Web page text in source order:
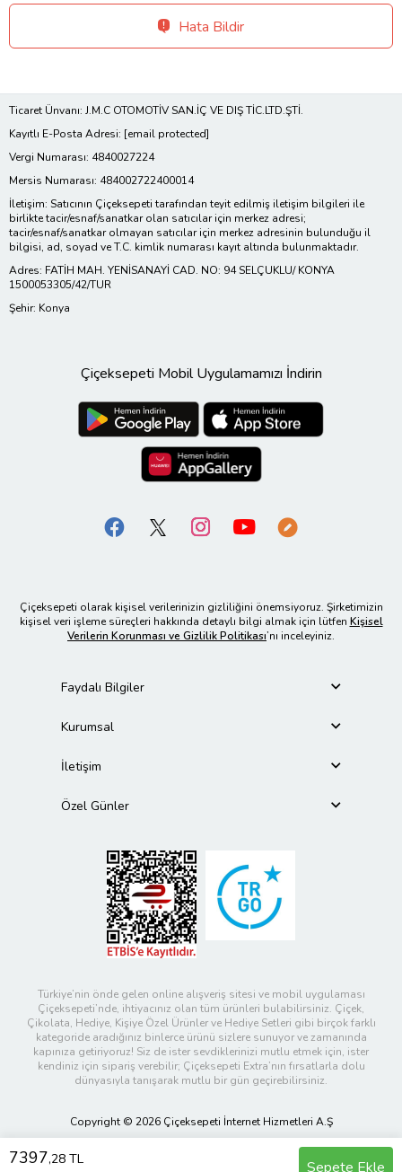
7397,28 TL Sepete Ekle
Hata Bildir
Ticaret Ünvanı: J.M.C OTOMOTİV SAN.İÇ VE DIŞ TİC.LTD.ŞTİ.
Kayıtlı E-Posta Adresi: [email protected]
Vergi Numarası: 4840027224
Mersis Numarası: 484002722400014
İletişim: Satıcının Çiçeksepeti tarafından teyit edilmiş iletişim bilgileri ile
birlikte tacir/esnaf/sanatkar olan satıcılar için merkez adresi;
tacir/esnaf/sanatkar olmayan satıcılar için merkez adresinin bulunduğu il
bilgisi, ad, soyad ve T.C. kimlik numarası kayıt altında bulunmaktadır.
Adres: FATİH MAH. YENİSANAYİ CAD. NO: 94 SELÇUKLU/ KONYA
1500053305/42/TUR
Şehir: Konya
Çiçeksepeti Mobil Uygulamamızı İndirin
Çiçeksepeti olarak kişisel verilerinizin gizliliğini önemsiyoruz. Şirketimizin
kişisel veri işleme süreçleri hakkında detaylı bilgi almak için lütfen Kişisel
Verilerin Korunması ve Gizlilik Politikası’nı inceleyiniz.
Faydalı Bilgiler
Kurumsal
İletişim
Özel Günler
Türkiye’nin önde gelen online alışveriş sitesi ve mobil uygulaması
Çiçeksepeti’nde, ihtiyacınız olan tüm ürünleri bulabilirsiniz. Çiçek,
Çikolata, Hediye, Kişiye Özel Ürünler ve Hediye Setleri gibi birçok farklı
kategoride aradığınız binlerce ürünü sizlere sunuyor ve zamanında
kapınıza getiriyoruz! Siz de ister sevdiklerinizi mutlu etmek için, ister
kendiniz için sipariş verebilir; Çiçeksepeti Extra’nın fırsatlarla dolu
dünyasıyla tanışarak mutlu bir gün geçirebilirsiniz.
Copyright © 2026 Çiçeksepeti İnternet Hizmetleri A.Ş